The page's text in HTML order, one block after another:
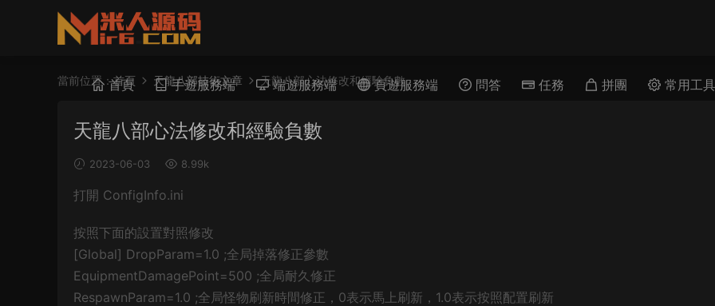
首頁 手遊服務端 端遊服務端 頁遊服務端 問答 任務 拼團 常用工具
當前位置：首頁 天龍八部技術文章 天龍八部心法修改和經驗負數
天龍八部心法修改和經驗負數
2023-06-03 8.99k
打開 ConfigInfo.ini
按照下面的設置對照修改
[Global] DropParam=1.0 ;全局掉落修正參數
EquipmentDamagePoint=500 ;全局耐久修正
RespawnParam=1.0 ;全局怪物刷新時間修正，0表示馬上刷新，1.0表示按照配置刷新